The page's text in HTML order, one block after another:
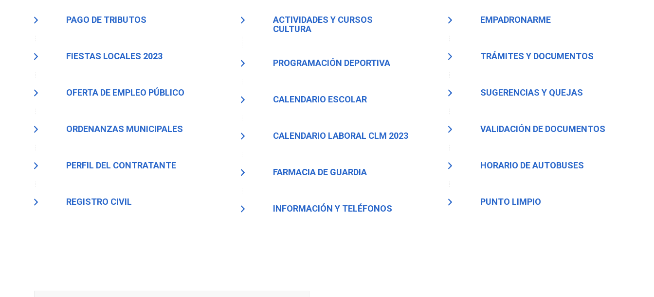
PAGO DE TRIBUTOS
FIESTAS LOCALES 2023
OFERTA DE EMPLEO PÚBLICO
ORDENANZAS MUNICIPALES
PERFIL DEL CONTRATANTE
REGISTRO CIVIL
ACTIVIDADES Y CURSOS
CULTURA
PROGRAMACIÓN DEPORTIVA
CALENDARIO ESCOLAR
CALENDARIO LABORAL CLM 2023
FARMACIA DE GUARDIA
INFORMACIÓN Y TELÉFONOS
EMPADRONARME
TRÁMITES Y DOCUMENTOS
SUGERENCIAS Y QUEJAS
VALIDACIÓN DE DOCUMENTOS
HORARIO DE AUTOBUSES
PUNTO LIMPIO